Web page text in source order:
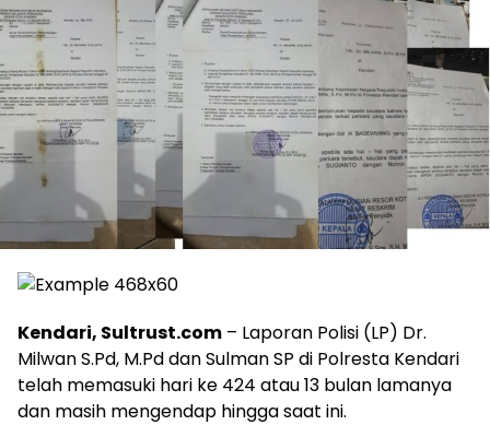
Kendari, Sultrust.com – Laporan Polisi (LP) Dr.
Milwan S.Pd, M.Pd dan Sulman SP di Polresta Kendari
telah memasuki hari ke 424 atau 13 bulan lamanya
dan masih mengendap hingga saat ini.